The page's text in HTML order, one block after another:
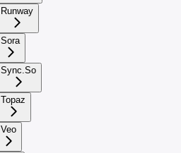
Runway
Sora
Sync.So
Topaz
Veo